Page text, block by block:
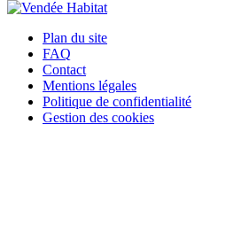
Plan du site
FAQ
Contact
Mentions légales
Politique de confidentialité
Gestion des cookies